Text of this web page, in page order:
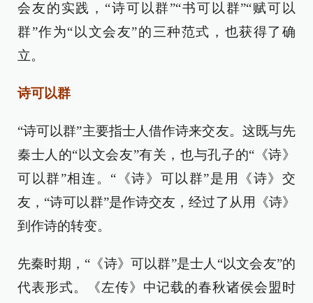
会友的实践，“诗可以群”“书可以群”“赋可以
群”作为“以文会友”的三种范式，也获得了确
立。
诗可以群
“诗可以群”主要指士人借作诗来交友。这既与先
秦士人的“以文会友”有关，也与孔子的“《诗》
可以群”相连。“《诗》可以群”是用《诗》交
友，“诗可以群”是作诗交友，经过了从用《诗》
到作诗的转变。
先秦时期，“《诗》可以群”是士人“以文会友”的
代表形式。《左传》中记载的春秋诸侯会盟时